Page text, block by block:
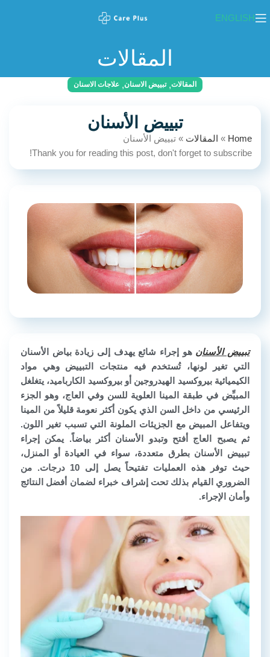
ENGLISH
المقالات
المقالات,تبييض الاسنان, علاجات الاسنان
تبييض الأسنان
Home
» المقالات » تبييض الأسنان
Thank you for reading this post, don't forget to subscribe!
تبييض الأسنان هو إجراء شائع يهدف إلى زيادة بياض الأسنان
التي تغير لونها، تُستخدم فيه منتجات التبييض وهي مواد
الكيميائية بيروكسيد الهيدروجين أو بيروكسيد الكارباميد، يتغلغل
المبيِّض في طبقة المينا العلوية للسن وفي العاج، وهو الجزء
الرئيسي من داخل السن الذي يكون أكثر نعومة قليلاً من المينا
ويتفاعل المبيض مع الجزيئات الملونة التي تسبب تغير اللون.
ثم يصبح العاج أفتح وتبدو الأسنان أكثر بياضاً. يمكن إجراء
تبييض الأسنان بطرق متعددة، سواء في العيادة أو المنزل،
حيث توفر هذه العمليات تفتيحاً يصل إلى 10 درجات. من
الضروري القيام بذلك تحت إشراف خبراء لضمان أفضل النتائج
وأمان الإجراء.